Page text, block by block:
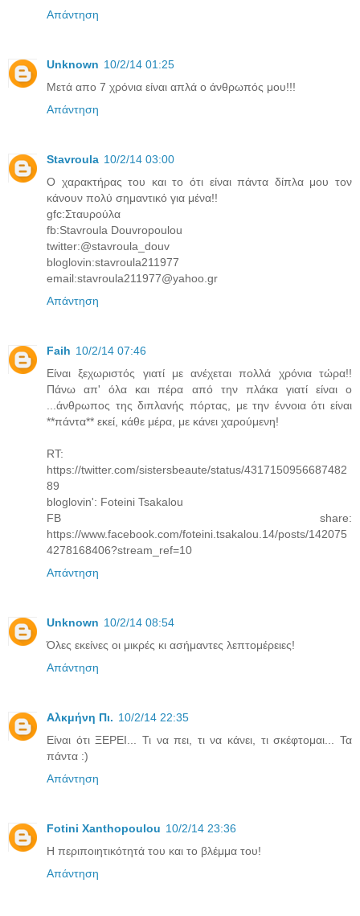
Απάντηση
Unknown 10/2/14 01:25
Μετά απο 7 χρόνια είναι απλά ο άνθρωπός μου!!!
Απάντηση
Stavroula 10/2/14 03:00
Ο χαρακτήρας του και το ότι είναι πάντα δίπλα μου τον
κάνουν πολύ σημαντικό για μένα!!
gfc:Σταυρούλα
fb:Stavroula Douvropoulou
twitter:@stavroula_douv
bloglovin:stavroula211977
email:stavroula211977@yahoo.gr
Απάντηση
Faih 10/2/14 07:46
Eίναι ξεχωριστός γιατί με ανέχεται πολλά χρόνια τώρα!!
Πάνω απ' όλα και πέρα από την πλάκα γιατί είναι ο
...άνθρωπος της διπλανής πόρτας, με την έννοια ότι είναι
**πάντα** εκεί, κάθε μέρα, με κάνει χαρούμενη!
RT:
https://twitter.com/sistersbeaute/status/4317150956687482
89
bloglovin': Foteini Tsakalou
FB share:
https://www.facebook.com/foteini.tsakalou.14/posts/142075
4278168406?stream_ref=10
Απάντηση
Unknown 10/2/14 08:54
Όλες εκείνες οι μικρές κι ασήμαντες λεπτομέρειες!
Απάντηση
Αλκμήνη Πι. 10/2/14 22:35
Είναι ότι ΞΕΡΕΙ... Τι να πει, τι να κάνει, τι σκέφτομαι... Τα
πάντα :)
Απάντηση
Fotini Xanthopoulou 10/2/14 23:36
Η περιποιητικότητά του και το βλέμμα του!
Απάντηση